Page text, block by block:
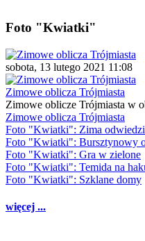
Foto "Kwiatki"
sobota, 13 lutego 2021 11:08
Zimowe oblicza Trójmiasta
Zimowe oblicze Trójmiasta w
Zimowe oblicza Trójmiasta
Foto "Kwiatki": Zima
Foto "Kwiatki": Bursztynowy
Foto "Kwiatki": Gra w zielone
Foto "Kwiatki": Temida na
Foto "Kwiatki": Szklane domy
więcej ...